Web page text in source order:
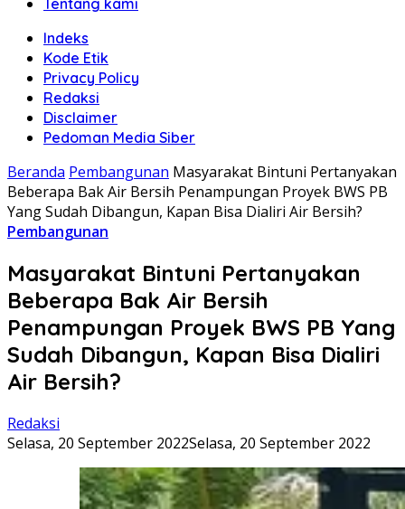
Tentang kami
Indeks
Kode Etik
Privacy Policy
Redaksi
Disclaimer
Pedoman Media Siber
Beranda Pembangunan Masyarakat Bintuni Pertanyakan
Beberapa Bak Air Bersih Penampungan Proyek BWS PB
Yang Sudah Dibangun, Kapan Bisa Dialiri Air Bersih?
Pembangunan
Masyarakat Bintuni Pertanyakan
Beberapa Bak Air Bersih
Penampungan Proyek BWS PB Yang
Sudah Dibangun, Kapan Bisa Dialiri
Air Bersih?
Redaksi
Selasa, 20 September 2022Selasa, 20 September 2022